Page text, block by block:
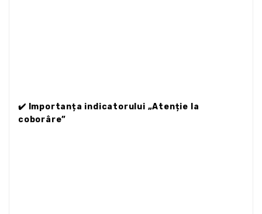
✔️ Importanța indicatorului „Atenție la
coborâre”